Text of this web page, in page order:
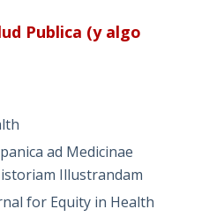
Publica (y algo
ad Medicinae
Illustrandam
for Equity in Health